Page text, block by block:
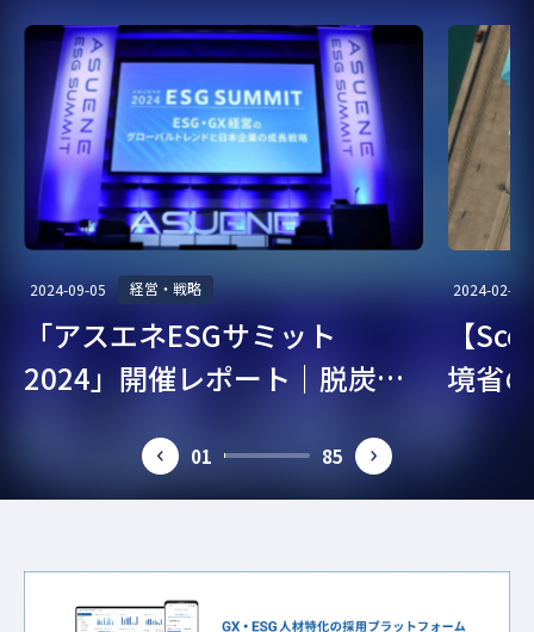
#cat1 #カーボンニュートラル #環境コンサルタント
#CO2排出削減 #ライフスタイル #欧州電池規則
#人権 #サステナブル経営 #サステナブル転職 #GHG
#GX経営 #太陽光発電 #サーキュラー
#東京都 #SBT #カーボンクレジット #CO2見える化
#環境リスク #温室効果ガス #TCFD #国際規制
#グリーンビル認証 #燃料電池
#ESG
2024-09-05 経営・戦略
「アスエネESGサミット
2024」開催レポート｜脱炭
2024-02-07
【
境省
prev 01 85 next